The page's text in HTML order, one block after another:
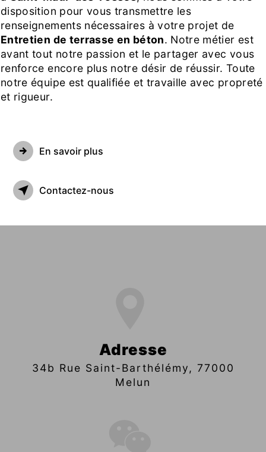
disposition pour vous transmettre les
renseignements nécessaires à votre projet de
Entretien de terrasse en béton. Notre métier est
avant tout notre passion et le partager avec vous
renforce encore plus notre désir de réussir. Toute
notre équipe est qualifiée et travaille avec propreté
et rigueur.
En savoir plus
Contactez-nous
Adresse
34b Rue Saint-Barthélémy, 77000
Melun